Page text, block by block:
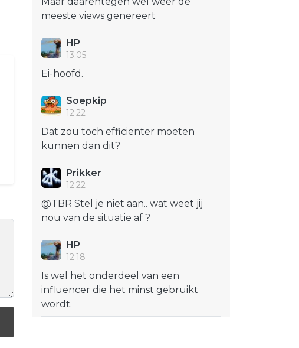
meeste views genereert
HP
13:05
Ei-hoofd.
Soepkip
12:22
Dat zou toch efficiënter moeten
kunnen dan dit?
Prikker
12:22
@TBR Stel je niet aan.. wat weet jij
nou van de situatie af ?
HP
12:18
Is wel het onderdeel van een
influencer die het minst gebruikt
wordt.